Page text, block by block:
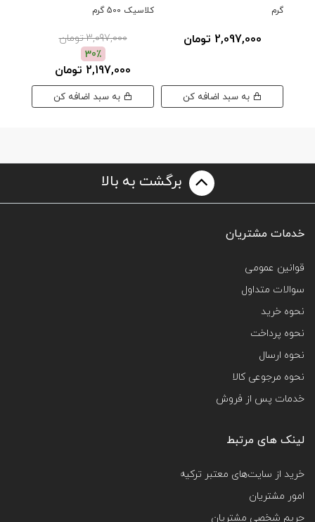
گرم
2,097,000 تومان
کلاسیک 500 گرم
3,097,000 تومان
30٪
2,197,000 تومان
برگشت به بالا
خدمات مشتریان
قوانین عمومی
سوالات متداول
نحوه خرید
نحوه پرداخت
نحوه ارسال
نحوه مرجوعی کالا
خدمات پس از فروش
لینک های مرتبط
خرید از سایت‌های معتبر ترکیه
امور مشتریان
حریم شخصی مشتریان